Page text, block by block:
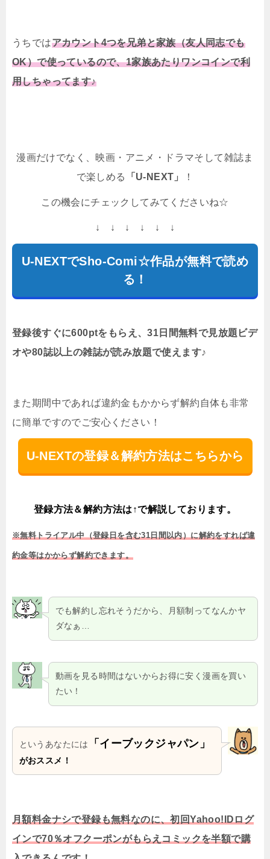
うちではアカウント4つを兄弟と家族（友人同志でも
OK）で使っているので、1家族あたりワンコインで利
用しちゃってます♪
漫画だけでなく、映画・アニメ・ドラマそして雑誌ま
で楽しめる
「U-NEXT」 ！
この機会にチェックしてみてくださいね☆
↓ ↓ ↓ ↓ ↓ ↓
U-NEXTでSho-Comi☆作品が無料で読め
る！
登録後すぐに600ptをもらえ、31日間無料で見放題ビデ
オや80誌以上の雑誌が読み放題で使えます♪
また期間中であれば違約金もかからず解約自体も非常
に簡単ですのでご安心ください！
U-NEXTの登録＆解約方法はこちらから
登録方法＆解約方法は↑で解説しております。
※無料トライアル中（登録日を含む31日間以内）に解約をすれば違
約金等はかからず解約できます。
でも解約し忘れそうだから、月額制ってなんかヤ
ダなぁ…
動画を見る時間はないからお得に安く漫画を買い
たい！
というあなたには 「イーブックジャパン」
がおススメ！
月額料金ナシで登録も無料なのに、初回Yahoo!IDログ
インで70％オフクーポンがもらえコミックを半額で購